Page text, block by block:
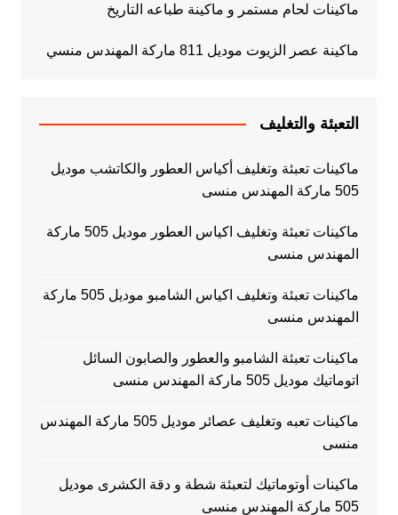
ماكينات لحام مستمر و ماكينة طباعه التاريخ
ماكينة عصر الزيوت موديل 811 ماركة المهندس منسي
التعبئة والتغليف
ماكينات تعبئة وتغليف أكياس العطور والكاتشب موديل
505 ماركة المهندس منسى
ماكينات تعبئة وتغليف اكياس العطور موديل 505 ماركة
المهندس منسى
ماكينات تعبئة وتغليف اكياس الشامبو موديل 505 ماركة
المهندس منسى
ماكينات تعبئة الشامبو والعطور والصابون السائل
اتوماتيك موديل 505 ماركة المهندس منسى
ماكينات تعبه وتغليف عصائر موديل 505 ماركة المهندس
منسى
ماكينات أوتوماتيك لتعبئة شطة و دقة الكشرى موديل
505 ماركة المهندس منسى